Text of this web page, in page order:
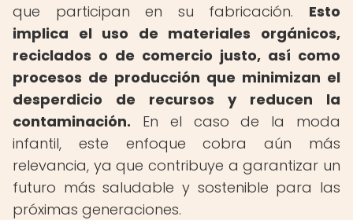
que participan en su fabricación. Esto
implica el uso de materiales orgánicos,
reciclados o de comercio justo, así como
procesos de producción que minimizan el
desperdicio de recursos y reducen la
contaminación. En el caso de la moda
infantil, este enfoque cobra aún más
relevancia, ya que contribuye a garantizar un
futuro más saludable y sostenible para las
próximas generaciones.